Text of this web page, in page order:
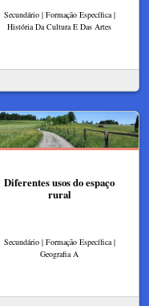
Secundário | Formação Específica |
História Da Cultura E Das Artes
Diferentes usos do espaço
rural
Secundário | Formação Específica |
Geografia A